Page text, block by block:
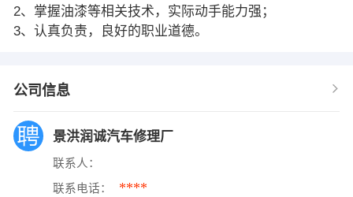
2、掌握油漆等相关技术，实际动手能力强；
3、认真负责，良好的职业道德。
公司信息
景洪润诚汽车修理厂
联系人：
联系电话： ****